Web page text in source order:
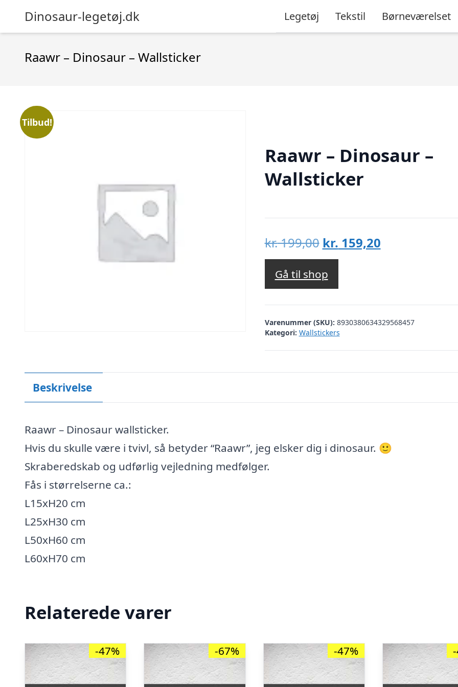
Dinosaur-legetøj.dk Legetøj Tekstil Børneværelset
Raawr – Dinosaur – Wallsticker
Tilbud!
Raawr – Dinosaur –
Wallsticker
kr.199,00 Den
oprindelige
pris
var:
kr. 199,00.
kr. 159,20Den
kr. 159,20.
Gå til shop
Varenummer (SKU): 8930380634329568457
Kategori: Wallstickers
Beskrivelse
Raawr – Dinosaur wallsticker.
Hvis du skulle være i tvivl, så betyder “Raawr”, jeg elsker dig i dinosaur. 🙂
Skraberedskab og udførlig vejledning medfølger.
Fås i størrelserne ca.:
L15xH20 cm
L25xH30 cm
L50xH60 cm
L60xH70 cm
Relaterede varer
-47% -67% -47%